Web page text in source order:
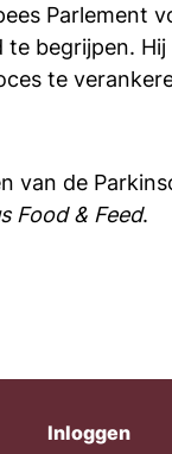
Parlement
begrijpen.
te
van de
Food & Feed.
Inloggen